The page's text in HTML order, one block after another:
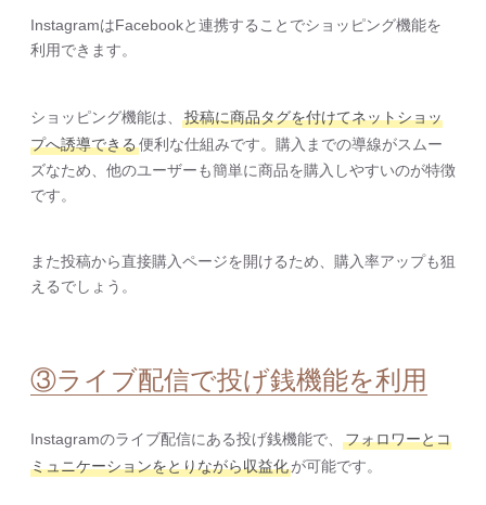
InstagramはFacebookと連携することでショッピング機能を
利用できます。
ショッピング機能は、
投稿に商品タグを付けてネットショッ
プへ誘導できる便利な仕組みです。購入までの導線がスムー
ズなため、他のユーザーも簡単に商品を購入しやすいのが特徴
です。
また投稿から直接購入ページを開けるため、購入率アップも狙
えるでしょう。
③ライブ配信で投げ銭機能を利用
Instagramのライブ配信にある投げ銭機能で、
フォロワーとコ
ミュニケーションをとりながら収益化が可能です。